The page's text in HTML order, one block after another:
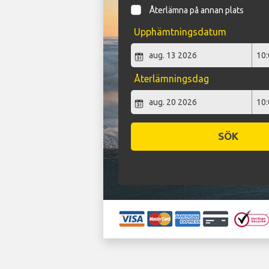
Återlämna på annan plats
Upphämtningsdatum
Återlämningsdag
SÖK